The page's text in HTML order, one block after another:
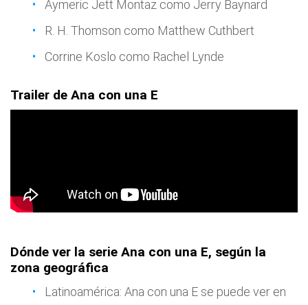
Aymeric Jett Montaz como Jerry Baynard
R. H. Thomson como Matthew Cuthbert
Corrine Koslo como Rachel Lynde
Trailer de Ana con una E
Dónde ver la serie Ana con una E, según la
zona geográfica
Latinoamérica: Ana con una E se puede ver en